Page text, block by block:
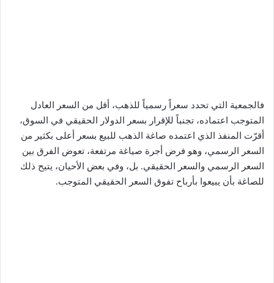
فالجمعية التي تحدد سعراً رسمياً للذهب، أقل من السعر العادل
المتوجب اعتماده، تجنباً للإقرار بسعر الدولار الحقيقي في السوق،
أقرّت المنفذ الذي اعتمده صاغة الذهب للبيع بسعر أعلى بكثير من
السعر الرسمي، وهو فرض أجرة صياغة مرتفعة، تعوض الفرق بين
السعر الرسمي والسعر الحقيقي. بل، وفي بعض الأحيان، يتيح ذلك
للصاغة بأن يبيعوا بأرباح تفوق السعر الحقيقي المتوجب.